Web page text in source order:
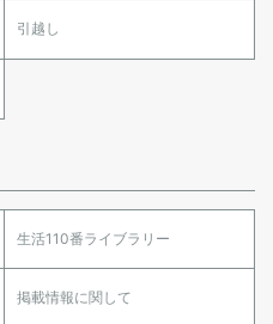
引越し
生活110番ライブラリー
掲載情報に関して